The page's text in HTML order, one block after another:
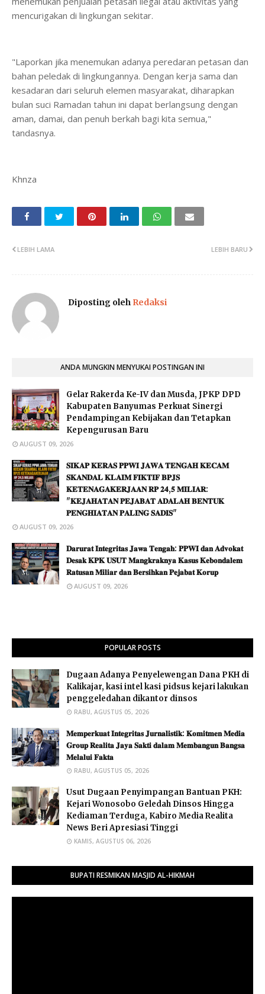
mencurigakan di lingkungan sekitar.
"Laporkan jika menemukan adanya peredaran petasan dan
bahan peledak di lingkungannya. Dengan kerja sama dan
kesadaran dari seluruh elemen masyarakat, diharapkan
bulan suci Ramadan tahun ini dapat berlangsung dengan
aman, damai, dan penuh berkah bagi kita semua,"
tandasnya.
Khnza
LEBIH BARU
LEBIH LAMA
Diposting oleh Redaksi
ANDA MUNGKIN MENYUKAI POSTINGAN INI
Gelar Rakerda Ke-IV dan Musda, JPKP DPD
Kabupaten Banyumas Perkuat Sinergi
Pendampingan Kebijakan dan Tetapkan
Kepengurusan Baru
AUGUST 09, 2026
𝐒𝐈𝐊𝐀𝐏 𝐊𝐄𝐑𝐀𝐒 𝐏𝐏𝐖𝐈 𝐉𝐀𝐖𝐀 𝐓𝐄𝐍𝐆𝐀𝐇 𝐊𝐄𝐂𝐀𝐌
𝐒𝐊𝐀𝐍𝐃𝐀𝐋 𝐊𝐋𝐀𝐈𝐌 𝐅𝐈𝐊𝐓𝐈𝐅 𝐁𝐏𝐉𝐒
𝐊𝐄𝐓𝐄𝐍𝐀𝐆𝐀𝐊𝐄𝐑𝐉𝐀𝐀𝐍 𝐑𝐏 𝟐𝟒,𝟓 𝐌𝐈𝐋𝐈𝐀𝐑:
"𝐊𝐄𝐉𝐀𝐇𝐀𝐓𝐀𝐍 𝐏𝐄𝐉𝐀𝐁𝐀𝐓 𝐀𝐃𝐀𝐋𝐀𝐇 𝐁𝐄𝐍𝐓𝐔𝐊
𝐏𝐄𝐍𝐆𝐇𝐈𝐀𝐓𝐀𝐍 𝐏𝐀𝐋𝐈𝐍𝐆 𝐒𝐀𝐃𝐈𝐒"
AUGUST 09, 2026
𝐃𝐚𝐫𝐮𝐫𝐚𝐭 𝐈𝐧𝐭𝐞𝐠𝐫𝐢𝐭𝐚𝐬 𝐉𝐚𝐰𝐚 𝐓𝐞𝐧𝐠𝐚𝐡: 𝐏𝐏𝐖𝐈 𝐝𝐚𝐧 𝐀𝐝𝐯𝐨𝐤𝐚𝐭
𝐃𝐞𝐬𝐚𝐤 𝐊𝐏𝐊 𝐔𝐒𝐔𝐓 𝐌𝐚𝐧𝐠𝐤𝐫𝐚𝐤𝐧𝐲𝐚 𝐊𝐚𝐬𝐮𝐬 𝐊𝐞𝐛𝐨𝐧𝐝𝐚𝐥𝐞𝐦
𝐑𝐚𝐭𝐮𝐬𝐚𝐧 𝐌𝐢𝐥𝐢𝐚𝐫 𝐝𝐚𝐧 𝐁𝐞𝐫𝐬𝐢𝐡𝐤𝐚𝐧 𝐏𝐞𝐣𝐚𝐛𝐚𝐭 𝐊𝐨𝐫𝐮𝐩
AUGUST 09, 2026
POPULAR POSTS
Dugaan Adanya Penyelewengan Dana PKH di
Kalikajar, kasi intel kasi pidsus kejari lakukan
penggeledahan dikantor dinsos
RABU, AGUSTUS 05, 2026
𝐌𝐞𝐦𝐩𝐞𝐫𝐤𝐮𝐚𝐭 𝐈𝐧𝐭𝐞𝐠𝐫𝐢𝐭𝐚𝐬 𝐉𝐮𝐫𝐧𝐚𝐥𝐢𝐬𝐭𝐢𝐤: 𝐊𝐨𝐦𝐢𝐭𝐦𝐞𝐧 𝐌𝐞𝐝𝐢𝐚
𝐆𝐫𝐨𝐮𝐩 𝐑𝐞𝐚𝐥𝐢𝐭𝐚 𝐉𝐚𝐲𝐚 𝐒𝐚𝐤𝐭𝐢 𝐝𝐚𝐥𝐚𝐦 𝐌𝐞𝐦𝐛𝐚𝐧𝐠𝐮𝐧 𝐁𝐚𝐧𝐠𝐬𝐚
𝐌𝐞𝐥𝐚𝐥𝐮𝐢 𝐅𝐚𝐤𝐭𝐚 ​
RABU, AGUSTUS 05, 2026
Usut Dugaan Penyimpangan Bantuan PKH:
Kejari Wonosobo Geledah Dinsos Hingga
Kediaman Terduga, Kabiro Media Realita
News Beri Apresiasi Tinggi
KAMIS, AGUSTUS 06, 2026
BUPATI RESMIKAN MASJID AL-HIKMAH